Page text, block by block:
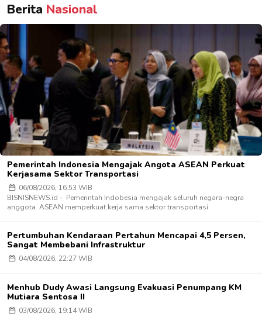
Berita Nasional
Pemerintah Indonesia Mengajak Angota ASEAN Perkuat
Kerjasama Sektor Transportasi
06/08/2026, 16:53 WIB
BISNISNEWS.id - Pemerintah Indobesia mengajak seluruh negara-negra
anggota ASEAN memperkuat kerja sama sektor transportasi
Pertumbuhan Kendaraan Pertahun Mencapai 4,5 Persen,
Sangat Membebani Infrastruktur
04/08/2026, 22:27 WIB
Menhub Dudy Awasi Langsung Evakuasi Penumpang KM
Mutiara Sentosa II
03/08/2026, 19:14 WIB